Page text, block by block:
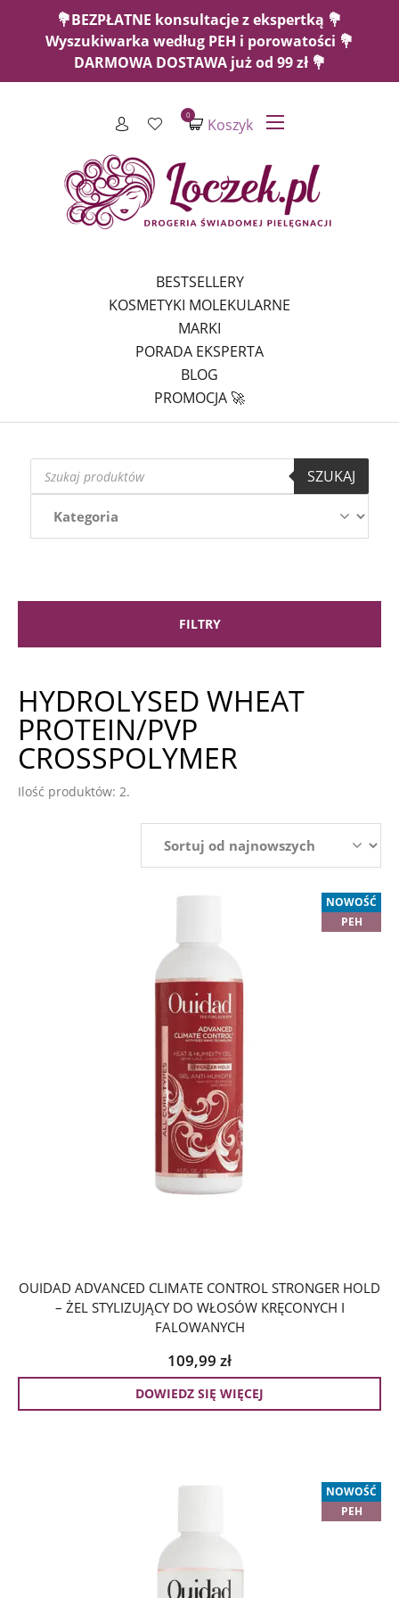
💐BEZPŁATNE konsultacje z ekspertką 💐
Wyszukiwarka według PEH i porowatości 💐
DARMOWA DOSTAWA już od 99 zł 💐
Koszyk
0
BESTSELLERY
KOSMETYKI MOLEKULARNE
MARKI
PORADA EKSPERTA
BLOG
PROMOCJA 🚀
Wyszukiwarka
produktów
SZUKAJ
FILTRY
HYDROLYSED WHEAT
PROTEIN/PVP
CROSSPOLYMER
Ilość produktów: 2.
NOWOŚĆ
PEH
OUIDAD ADVANCED CLIMATE CONTROL STRONGER HOLD
– ŻEL STYLIZUJĄCY DO WŁOSÓW KRĘCONYCH I
FALOWANYCH
109,99 zł
DOWIEDZ SIĘ WIĘCEJ
NOWOŚĆ
PEH